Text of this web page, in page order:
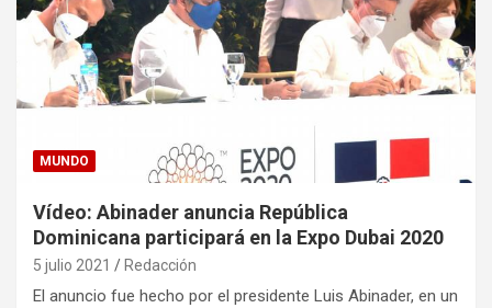
MUNDO
Vídeo: Abinader anuncia República
Dominicana participará en la Expo Dubai 2020
5 julio 2021 Redacción
El anuncio fue hecho por el presidente Luis Abinader, en un